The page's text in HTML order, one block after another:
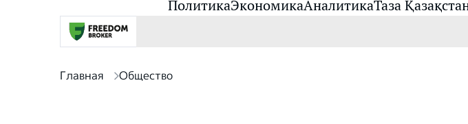
ПолитикаЭкономикаАналитикаТаза
Главная Общество